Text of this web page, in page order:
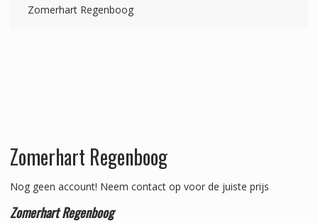
Zomerhart Regenboog
Zomerhart Regenboog
Nog geen account! Neem contact op voor de juiste prijs
Zomerhart Regenboog